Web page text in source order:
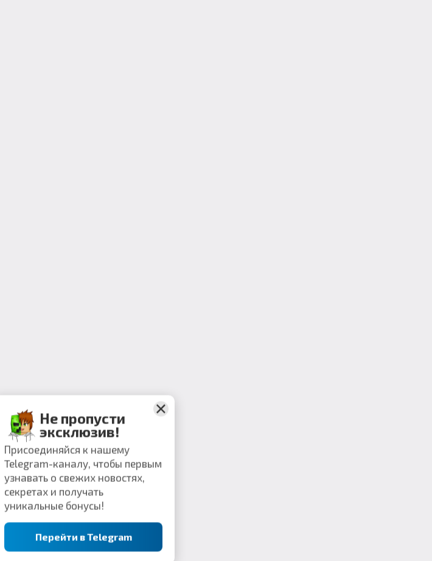
Не пропусти
эксклюзив!
Присоединяйся к нашему
Telegram-каналу, чтобы первым
узнавать о свежих новостях,
секретах и получать
уникальные бонусы!
Перейти в Telegram